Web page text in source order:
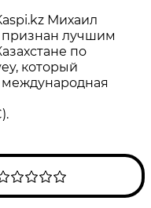
Михаил
лучшим
по
который